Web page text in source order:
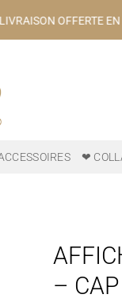
OFFERTE EN
❤
–